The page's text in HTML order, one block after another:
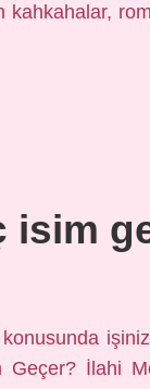
kahkahalar,
isim
Geçer? İlahi